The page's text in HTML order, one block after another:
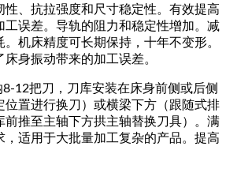
性、抗拉强度和尺寸稳定性。有效提高
工误差。导轨的阻力和稳定性增加。减
机床精度可长期保持，十年不变形。
身振动带来的加工误差。
12把刀，刀库安装在床身前侧或后侧
位置进行换刀）或横梁下方（跟随式排
前推至主轴下方拱主轴替换刀具）。满
，适用于大批量加工复杂的产品。提高